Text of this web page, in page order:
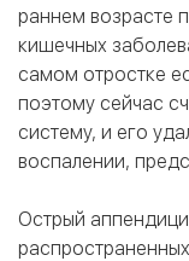
раннем возрасте
кишечных
самом отростке
поэтому сейчас
систему, и его
воспалении,
Острый